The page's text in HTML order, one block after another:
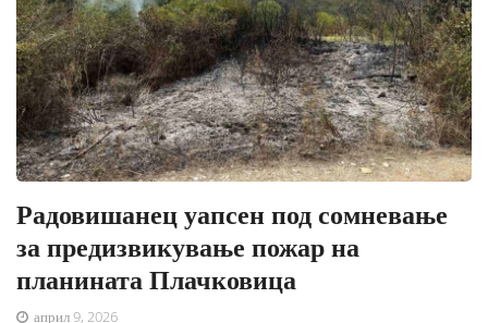
Радовишанец уапсен под сомневање
за предизвикување пожар на
планината Плачковица
април 9, 2026